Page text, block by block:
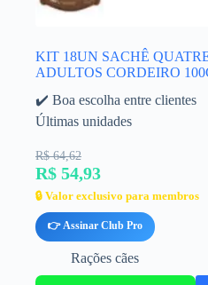
KIT 18UN SACHÊ
ADULTOS CORDEIRO
✔️ Boa escolha entre clientes
Últimas unidades
R$ 64,62
R$ 54,93
🔒 Valor exclusivo para membros
👉 Assinar Club Pro
Rações cães